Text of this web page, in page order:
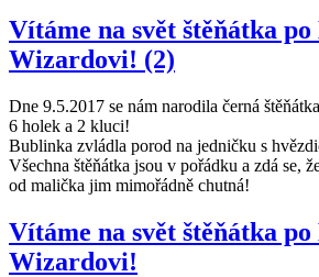
Vítáme na svět štěňátka
Wizardovi! (2)
Dne 9.5.2017 se nám narodila černá
6 holek a 2 kluci!
Bublinka zvládla porod na jedničku s
Všechna štěňátka jsou v pořádku a zdá se,
od malička jim mimořádně chutná!
Vítáme na svět štěňátka
Wizardovi!